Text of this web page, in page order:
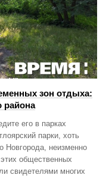
зон отдыха:
района
его в парках
парки, хоть
Новгорода, неизменно
общественных
свидетелями многих